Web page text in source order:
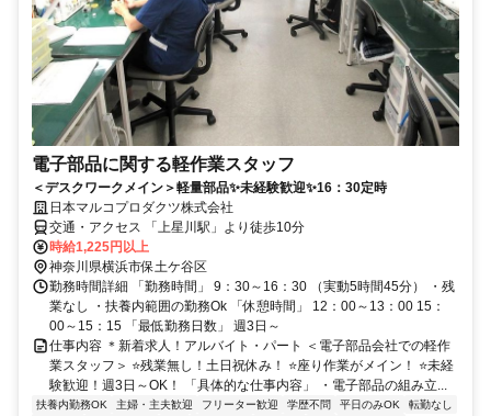
電子部品に関する軽作業スタッフ
＜デスクワークメイン＞軽量部品✨未経験歓迎✨16：30定時
日本マルコプロダクツ株式会社
交通・アクセス 「上星川駅」より徒歩10分
時給1,225円以上
神奈川県横浜市保土ケ谷区
勤務時間詳細 「勤務時間」 9：30～16：30 （実動5時間45分） ・残
業なし ・扶養内範囲の勤務Ok 「休憩時間」 12：00～13：00 15：
00～15：15 「最低勤務日数」 週3日～
仕事内容 ＊新着求人！アルバイト・パート ＜電子部品会社での軽作
業スタッフ＞ ⭐残業無し！土日祝休み！ ⭐座り作業がメイン！ ⭐未経
験歓迎！週3日～OK！ 「具体的な仕事内容」 ・電子部品の組み立...
扶養内勤務OK 主婦・主夫歓迎 フリーター歓迎 学歴不問 平日のみOK
転勤なし